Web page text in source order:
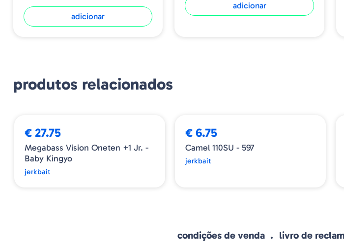
adicionar
adicionar
produtos relacionados
€ 27.75
Megabass Vision Oneten +1 Jr. -
Baby Kingyo
jerkbait
€ 6.75
Camel 110SU - 597
jerkbait
condições de venda livro de